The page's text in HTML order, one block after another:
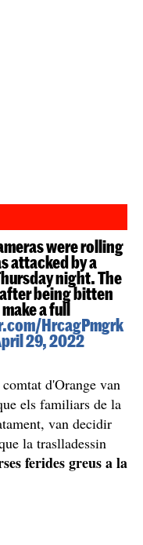
were rolling
attacked by a
night. The
being bitten
a full
HrcagPmgrk
29, 2022
d'Orange van
els familiars de la
van decidir
la traslladessin
ferides greus a la